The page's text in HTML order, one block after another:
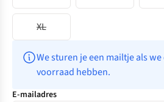
XL
We sturen je een mailtje als
voorraad hebben.
E-mailadres